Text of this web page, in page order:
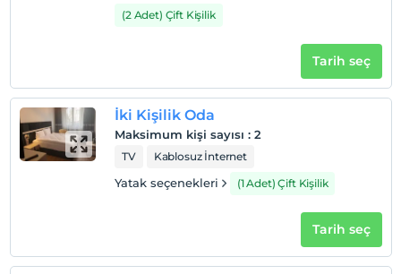
Her bir oda için 3 yaşına kadar 3 çocuk ücretsizdir
(2 Adet) Çift Kişilik
Tarih seç
İki Kişilik Oda
Maksimum kişi sayısı : 2
TV Kablosuz İnternet
Yatak seçenekleri (1 Adet) Çift Kişilik
Tarih seç